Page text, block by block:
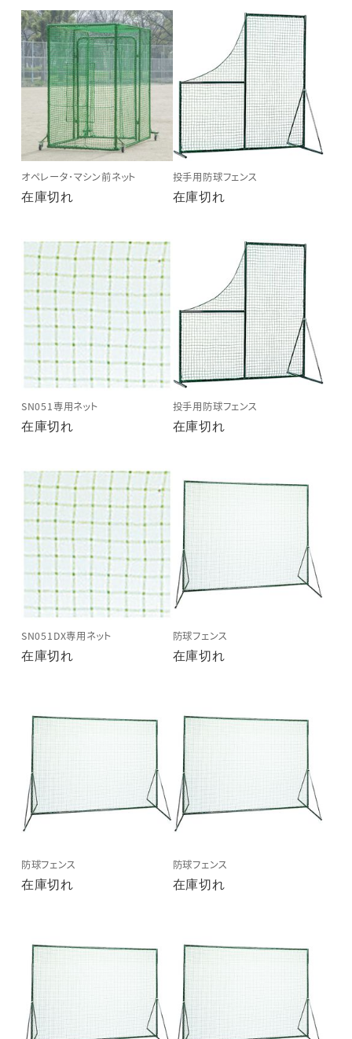
オペレータ･マシン前ネット
在庫切れ
投手用防球フェンス
在庫切れ
SN051専用ネット
在庫切れ
投手用防球フェンス
在庫切れ
SN051DX専用ネット
在庫切れ
防球フェンス
在庫切れ
防球フェンス
在庫切れ
防球フェンス
在庫切れ